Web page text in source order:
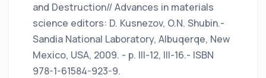
and Destruction// Advances in materials
science editors: D. Kusnezov, O.N. Shubin.-
Sandia National Laboratory, Albuqerqe, New
Mexico, USA, 2009. - p. III-12, III-16.- ISBN
978-1-61584-923-9.